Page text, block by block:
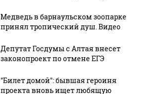
Медведь в барнаульском зоопарке
принял тропический душ. Видео
Депутат Госдумы с Алтая внесет
законопроект по отмене ЕГЭ
"Билет домой": бывшая героиня
проекта вновь ищет любящую